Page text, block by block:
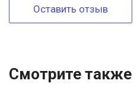
Оставить отзыв
Смотрите также